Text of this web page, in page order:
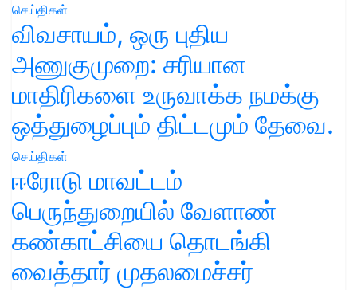
செய்திகள்
விவசாயம், ஒரு புதிய
அணுகுமுறை: சரியான
மாதிரிகளை உருவாக்க நமக்கு
ஒத்துழைப்பும் திட்டமும் தேவை.
செய்திகள்
ஈரோடு மாவட்டம்
பெருந்துறையில் வேளாண்
கண்காட்சியை தொடங்கி
வைத்தார் முதலமைச்சர்